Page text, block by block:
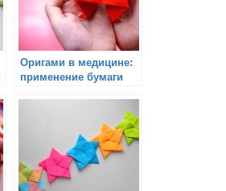
Оригами в медицине:
применение бумаги